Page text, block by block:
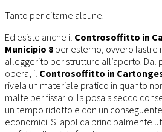
Tanto per citarne alcune.
Ed esiste anche il Controsoffitto in
Municipio 8 per esterno, ovvero
alleggerito per strutture all’aperto. Dal
opera, il Controsoffitto in
rivela un materiale pratico in quanto
malte per fissarlo: la posa a secco
un tempo ridotto e con un
economici. Si applica principalmente